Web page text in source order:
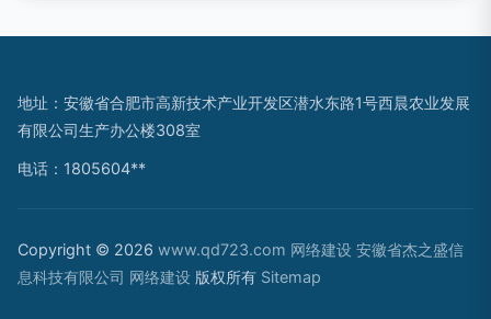
地址：安徽省合肥市高新技术产业开发区潜水东路1号西晨农业发展
有限公司生产办公楼308室
电话：1805604**
Copyright © 2026 www.qd723.com 网络建设 安徽省杰之盛信
息科技有限公司 网络建设 版权所有 Sitemap